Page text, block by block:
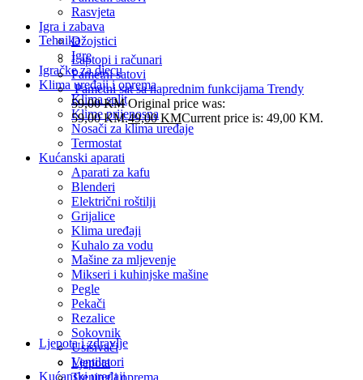
Rasvjeta
Igra i zabava
Džojstici
Igre
Igračke za djecu
Klima uređaji i oprema
Klima split
Klime prijenosna
Nosači za klima uređaje
Termostat
Kućanski aparati
Aparati za kafu
Blenderi
Električni roštilji
Grijalice
Klima uređaji
Kuhalo za vodu
Mašine za mljevenje
Mikseri i kuhinjske mašine
Pegle
Pekači
Rezalice
Sokovnik
Usisivači
Ventilatori
Kućanski uređaji
Tehnika
Laptopi i računari
Pametni satovi
Pametni sat sa naprednim funkcijama Trendy
59,00KM Original price was:
59,00 KM.49,00KMCurrent price is: 49,00 KM.
Ljepota i zdravlje
Ljepota
Trening i oprema